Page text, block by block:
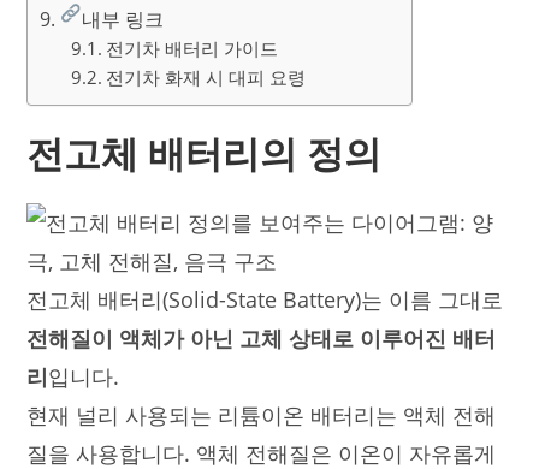
내부 링크
전기차 배터리 가이드
전기차 화재 시 대피 요령
전고체 배터리의 정의
전고체 배터리(Solid-State Battery)는 이름 그대로
전해질이 액체가 아닌 고체 상태로 이루어진 배터
리입니다.
현재 널리 사용되는 리튬이온 배터리는 액체 전해
질을 사용합니다. 액체 전해질은 이온이 자유롭게